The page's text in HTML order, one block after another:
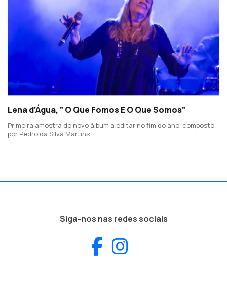
Lena d’Água, ” O Que Fomos E O Que Somos”
Primeira amostra do novo álbum a editar no fim do ano, composto
por Pedro da Silva Martins.
Siga-nos nas redes sociais
Facebook